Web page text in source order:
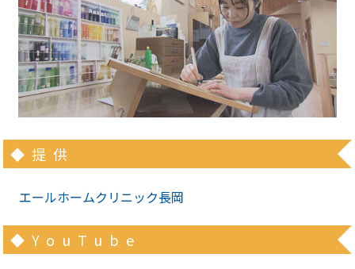
◆提供
エールホームクリニック長岡
◆YouTube